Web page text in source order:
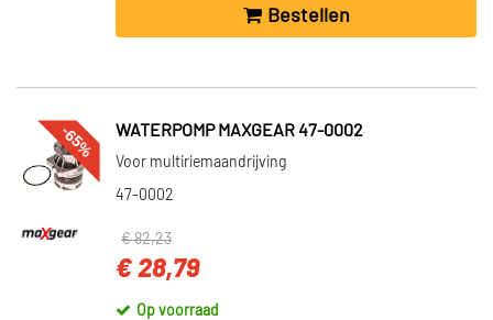
Bestellen
-65% WATERPOMP MAXGEAR 47-0002
Voor multiriemaandrijving
47-0002
€ 82,23
€ 28,79
Op voorraad